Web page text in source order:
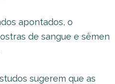
apontados, o
de sangue e sêmen
sugerem que as